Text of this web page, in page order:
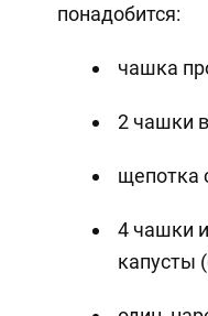
понадобится:
чашка
2 чашки
щепотка
4 чашки
капусты